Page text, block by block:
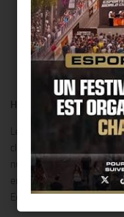
Huit dates
Le clown provocateur
clown catalane Cristi
numéros. En solo, en
enchaînant
Edwards fait rire le